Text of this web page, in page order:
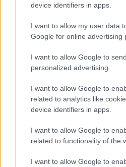
device identifiers in apps.
I want to allow my user data
Google for online advertising
I want to allow Google to
personalized advertising.
I want to allow Google to
related to analytics like
device identifiers in apps.
I want to allow Google to
related to functionality of the
I want to allow Google to